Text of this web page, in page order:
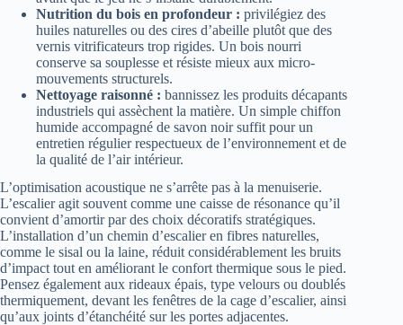
Nutrition du bois en profondeur : privilégiez des
huiles naturelles ou des cires d’abeille plutôt que des
vernis vitrificateurs trop rigides. Un bois nourri
conserve sa souplesse et résiste mieux aux micro-
mouvements structurels.
Nettoyage raisonné : bannissez les produits décapants
industriels qui assèchent la matière. Un simple chiffon
humide accompagné de savon noir suffit pour un
entretien régulier respectueux de l’environnement et de
la qualité de l’air intérieur.
L’optimisation acoustique ne s’arrête pas à la menuiserie.
L’escalier agit souvent comme une caisse de résonance qu’il
convient d’amortir par des choix décoratifs stratégiques.
L’installation d’un chemin d’escalier en fibres naturelles,
comme le sisal ou la laine, réduit considérablement les bruits
d’impact tout en améliorant le confort thermique sous le pied.
Pensez également aux rideaux épais, type velours ou doublés
thermiquement, devant les fenêtres de la cage d’escalier, ainsi
qu’aux joints d’étanchéité sur les portes adjacentes.